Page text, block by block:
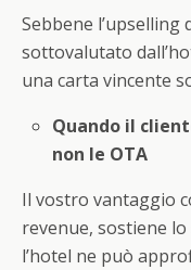
Sebbene
sottovalutato
una carta vincente
Quando il
non le OTA
Il vostro vantaggio
revenue, sostiene
l’hotel ne può